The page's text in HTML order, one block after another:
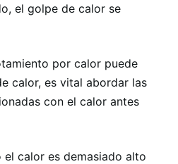
el golpe de calor se
por calor puede
calor, es vital abordar las
con el calor antes
el calor es demasiado alto